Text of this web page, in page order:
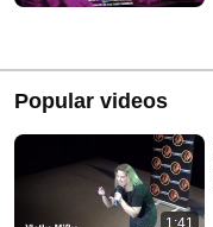
Popular videos
1:41